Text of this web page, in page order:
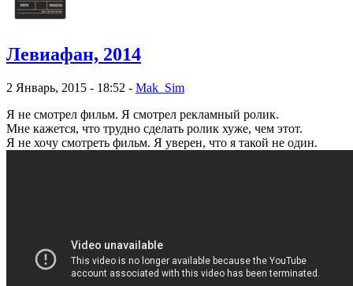
Левиафан, 2014
2 Январь, 2015 - 18:52 - Mak_Sim
Я не смотрел фильм. Я смотрел рекламный ролик.
Мне кажется, что трудно сделать ролик хуже, чем этот.
Я не хочу смотреть фильм. Я уверен, что я такой не один.